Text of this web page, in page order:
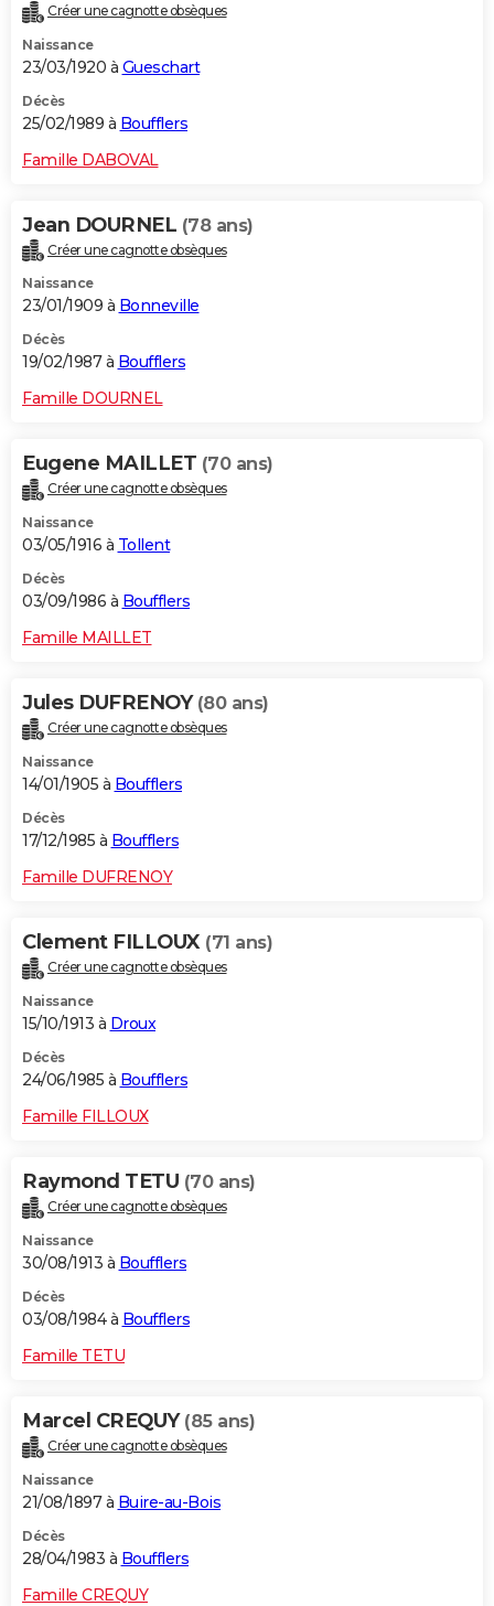
Créer une cagnotte obsèques
Naissance
23/03/1920 à Gueschart
Décès
25/02/1989 à Boufflers
Famille DABOVAL
Jean DOURNEL (78 ans)
Créer une cagnotte obsèques
Naissance
23/01/1909 à Bonneville
Décès
19/02/1987 à Boufflers
Famille DOURNEL
Eugene MAILLET (70 ans)
Créer une cagnotte obsèques
Naissance
03/05/1916 à Tollent
Décès
03/09/1986 à Boufflers
Famille MAILLET
Jules DUFRENOY (80 ans)
Créer une cagnotte obsèques
Naissance
14/01/1905 à Boufflers
Décès
17/12/1985 à Boufflers
Famille DUFRENOY
Clement FILLOUX (71 ans)
Créer une cagnotte obsèques
Naissance
15/10/1913 à Droux
Décès
24/06/1985 à Boufflers
Famille FILLOUX
Raymond TETU (70 ans)
Créer une cagnotte obsèques
Naissance
30/08/1913 à Boufflers
Décès
03/08/1984 à Boufflers
Famille TETU
Marcel CREQUY (85 ans)
Créer une cagnotte obsèques
Naissance
21/08/1897 à Buire-au-Bois
Décès
28/04/1983 à Boufflers
Famille CREQUY